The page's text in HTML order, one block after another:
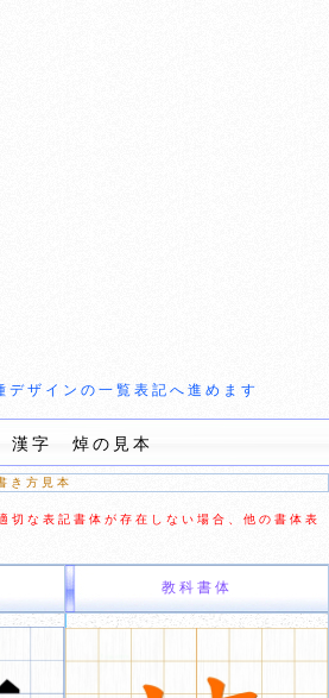
デザインの一覧表記へ進めます
漢字 焯の見本
き方見本
な表記書体が存在しない場合、他の書体表
教科書体